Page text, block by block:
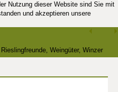
Nutzung dieser Website sind Sie mit
und akzeptieren unsere
Weingüter, Winzer